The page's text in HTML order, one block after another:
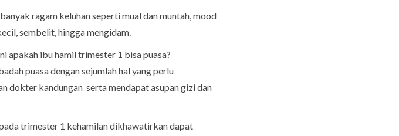
ragam keluhan seperti mual dan muntah, mood
sembelit, hingga mengidam.
apakah ibu hamil trimester 1 bisa puasa?
puasa dengan sejumlah hal yang perlu
dokter kandungan serta mendapat asupan gizi dan
trimester 1 kehamilan dikhawatirkan dapat